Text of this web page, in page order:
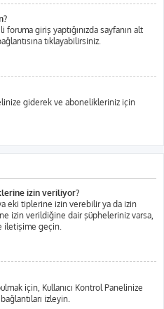
giriş yaptığınızda sayfanın alt
tıklayabilirsiniz.
giderek ve abonelikleriniz için
izin veriliyor?
eki tiplerine izin verebilir ya da izin
izin verildiğine dair şüpheleriniz varsa,
iletişime geçin.
için, Kullanıcı Kontrol Panelinize
izleyin.